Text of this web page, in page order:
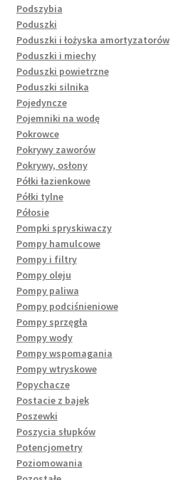
Podszybia
Poduszki
Poduszki i łożyska amortyzatorów
Poduszki i miechy
Poduszki powietrzne
Poduszki silnika
Pojedyncze
Pojemniki na wodę
Pokrowce
Pokrywy zaworów
Pokrywy, osłony
Półki łazienkowe
Półki tylne
Półosie
Pompki spryskiwaczy
Pompy hamulcowe
Pompy i filtry
Pompy oleju
Pompy paliwa
Pompy podciśnieniowe
Pompy sprzęgła
Pompy wody
Pompy wspomagania
Pompy wtryskowe
Popychacze
Postacie z bajek
Poszewki
Poszycia słupków
Potencjometry
Poziomowania